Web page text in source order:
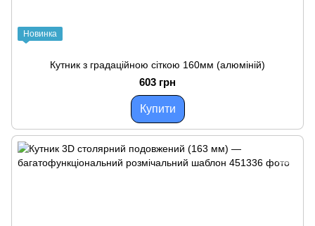
Новинка
Кутник з градаційною сіткою 160мм (алюміній)
603 грн
Купити